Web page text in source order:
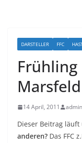
DARSTELLER FFC
Marsfeld
14 April, 2011 admin
Dieser Beitrag
anderen? Das FFC